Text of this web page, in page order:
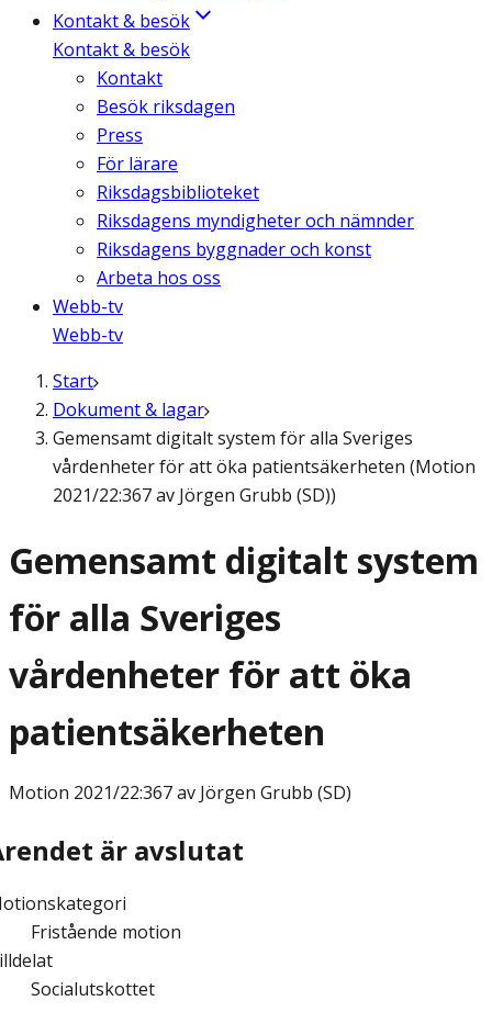
Kontakt & besök
Kontakt & besök
Kontakt
Besök riksdagen
Press
För lärare
Riksdagsbiblioteket
Riksdagens myndigheter och nämnder
Riksdagens byggnader och konst
Arbeta hos oss
Webb-tv
Webb-tv
Start
Dokument & lagar
Gemensamt digitalt system för alla Sveriges
vårdenheter för att öka patientsäkerheten (Motion
2021/22:367 av Jörgen Grubb (SD))
Gemensamt digitalt system
för alla Sveriges
vårdenheter för att öka
patientsäkerheten
Motion 2021/22:367 av Jörgen Grubb (SD)
är avslutat
Fristående motion
Socialutskottet